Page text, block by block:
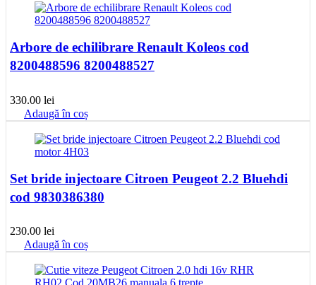
Arbore de echilibrare Renault Koleos cod
8200488596 8200488527
330.00 lei
Adaugă în coș
Set bride injectoare Citroen Peugeot 2.2 Bluehdi
cod 9830386380
230.00 lei
Adaugă în coș